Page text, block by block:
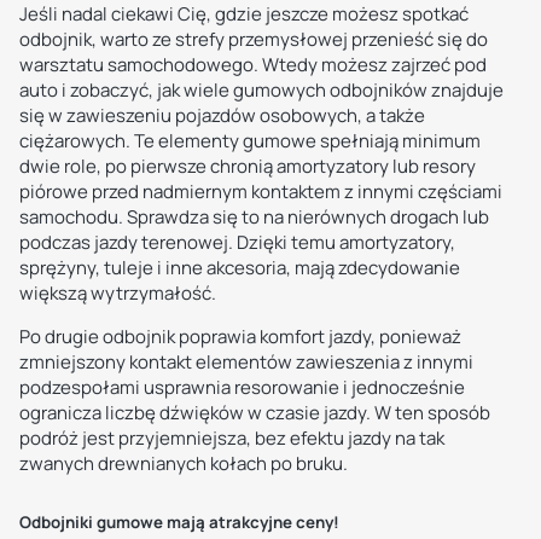
Jeśli nadal ciekawi Cię, gdzie jeszcze możesz spotkać
odbojnik, warto ze strefy przemysłowej przenieść się do
warsztatu samochodowego. Wtedy możesz zajrzeć pod
auto i zobaczyć, jak wiele gumowych odbojników znajduje
się w zawieszeniu pojazdów osobowych, a także
ciężarowych. Te elementy gumowe spełniają minimum
dwie role, po pierwsze chronią amortyzatory lub resory
piórowe przed nadmiernym kontaktem z innymi częściami
samochodu. Sprawdza się to na nierównych drogach lub
podczas jazdy terenowej. Dzięki temu amortyzatory,
sprężyny, tuleje i inne akcesoria, mają zdecydowanie
większą wytrzymałość.
Po drugie odbojnik poprawia komfort jazdy, ponieważ
zmniejszony kontakt elementów zawieszenia z innymi
podzespołami usprawnia resorowanie i jednocześnie
ogranicza liczbę dźwięków w czasie jazdy. W ten sposób
podróż jest przyjemniejsza, bez efektu jazdy na tak
zwanych drewnianych kołach po bruku.
Odbojniki gumowe mają atrakcyjne ceny!